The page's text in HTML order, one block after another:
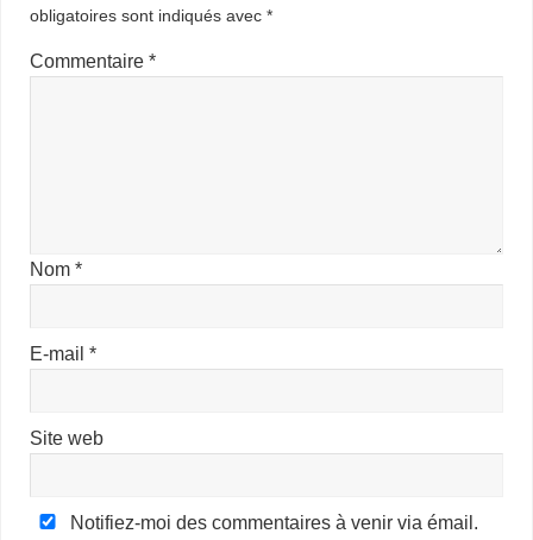
obligatoires sont indiqués avec*
Commentaire*
Nom*
E-mail*
Site web
Notifiez-moi des commentaires à venir via émail.